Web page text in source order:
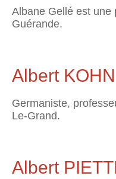
Albane Gellé est une
Guérande.
Albert KOHN
Germaniste,
Le-Grand.
Albert